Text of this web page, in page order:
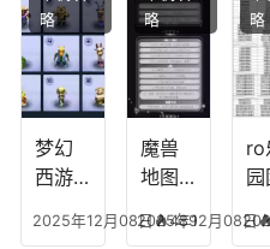
王者
最强
的主
播
纪元
最强
我
剧
文
梦幻
西游
2025年12月08日 489
略
魔兽
地图
任务
2025年12月08日
略
ro
园
附
略